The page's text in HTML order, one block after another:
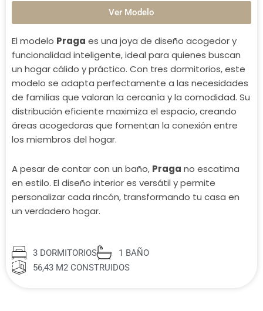
Ver Modelo
El modelo Praga es una joya de diseño acogedor y
funcionalidad inteligente, ideal para quienes buscan
un hogar cálido y práctico. Con tres dormitorios, este
modelo se adapta perfectamente a las necesidades
de familias que valoran la cercanía y la comodidad. Su
distribución eficiente maximiza el espacio, creando
áreas acogedoras que fomentan la conexión entre
los miembros del hogar.
A pesar de contar con un baño, Praga no escatima
en estilo. El diseño interior es versátil y permite
personalizar cada rincón, transformando tu casa en
un verdadero hogar.
3 DORMITORIOS
1 BAÑO
56,43 M2 CONSTRUIDOS